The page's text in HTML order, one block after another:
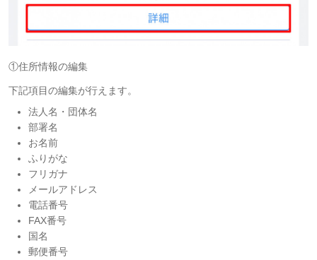
①住所情報の編集
下記項目の編集が行えます。
法人名・団体名
部署名
お名前
ふりがな
フリガナ
メールアドレス
電話番号
FAX番号
国名
郵便番号